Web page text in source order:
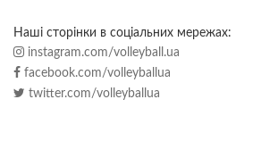
Наші сторінки в соціальних мережах:
instagram.com/volleyball.ua
facebook.com/volleyballua
twitter.com/volleyballua